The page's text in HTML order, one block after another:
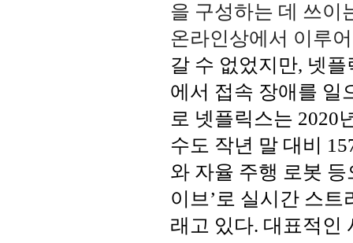
을 구성하는 데 쓰이
온라인상에서 이루
갈 수 없었지만, 넷
에서 접속 장애를 일
로 넷플릭스는 2020
수도 작년 말 대비
와 자율 주행 로봇 등
이브’로 실시간 스
래고 있다. 대표적인